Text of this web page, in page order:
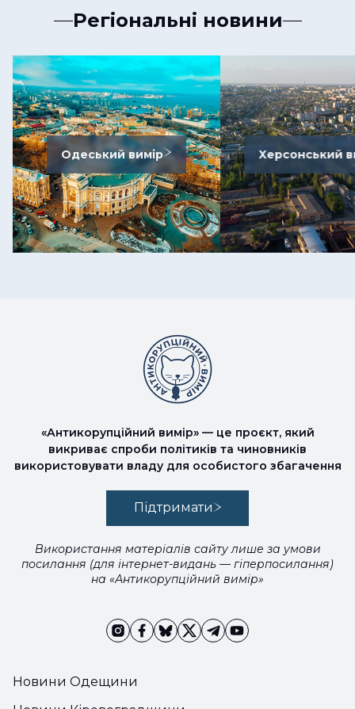
Регіональні новини
Одеський вимір Херсонський
Новини Одещини
«Антикорупційний вимір» — це проєкт, який
викриває спроби політиків та чиновників
використовувати владу для особистого збагачення
Підтримати
Використання матеріалів сайту лише за умови
посилання (для інтернет-видань — гіперпосилання)
на «Антикорупційний вимір»